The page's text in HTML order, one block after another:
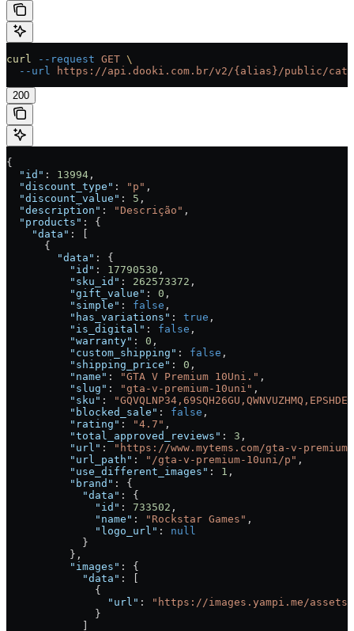
curl --request GET \
  --url
https://api.dooki.com.br/v2/{alias}/public/
200
{
  "id"
: 13994 ,
  "discount_type"
: "p" ,
  "discount_value"
: 5 ,
  "description"
: "Descrição" ,
  "products"
: {
    "data"
: [
      {
        "data"
: {
          "id"
: 17790530 ,
          "sku_id"
: 262573372 ,
          "gift_value"
: 0 ,
          "simple"
: false ,
          "has_variations"
: true ,
          "is_digital"
: false ,
          "warranty"
: 0 ,
          "custom_shipping"
: false ,
          "shipping_price"
: 0 ,
          "name"
: "GTA V Premium 10Uni." ,
          "slug"
: "gta-v-premium-10uni" ,
          "sku"
:
          "blocked_sale"
: false ,
          "rating"
: "4.7" ,
          "total_approved_reviews"
: 3 ,
          "url"
:
"https://www.mytems.com/gta-v-
          "url_path"
: "/gta-v-premium-10uni/p" ,
          "use_different_images"
: 1 ,
          "brand"
: {
            "data"
: {
              "id"
: 733502 ,
              "name"
: "Rockstar Games" ,
              "logo_url"
: null
            }
          },
          "images"
: {
            "data"
: [
              {
                "url"
:
"https://images.yampi.me/
              }